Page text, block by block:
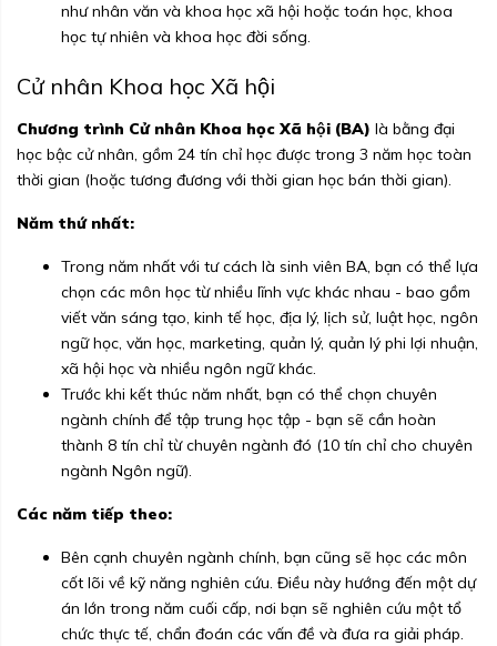
như nhân văn và khoa học xã hội hoặc toán học, khoa
học tự nhiên và khoa học đời sống.
Cử nhân Khoa học Xã hội
Chương trình Cử nhân Khoa học Xã hội (BA) là bằng đại
học bậc cử nhân, gồm 24 tín chỉ học được trong 3 năm học toàn
thời gian (hoặc tương đương với thời gian học bán thời gian).
Năm thứ nhất:
Trong năm nhất với tư cách là sinh viên BA, bạn có thể lựa
chọn các môn học từ nhiều lĩnh vực khác nhau - bao gồm
viết văn sáng tạo, kinh tế học, địa lý, lịch sử, luật học, ngôn
ngữ học, văn học, marketing, quản lý, quản lý phi lợi nhuận,
xã hội học và nhiều ngôn ngữ khác.
Trước khi kết thúc năm nhất, bạn có thể chọn chuyên
ngành chính để tập trung học tập - bạn sẽ cần hoàn
thành 8 tín chỉ từ chuyên ngành đó (10 tín chỉ cho chuyên
ngành Ngôn ngữ).
Các năm tiếp theo:
Bên cạnh chuyên ngành chính, bạn cũng sẽ học các môn
cốt lõi về kỹ năng nghiên cứu. Điều này hướng đến một dự
án lớn trong năm cuối cấp, nơi bạn sẽ nghiên cứu một tổ
chức thực tế, chẩn đoán các vấn đề và đưa ra giải pháp.